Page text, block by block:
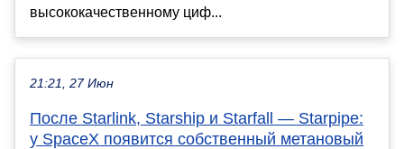
высококачественному циф...
21:21, 27 Июн
После Starlink, Starship и Starfall — Starpipe:
у SpaceX появится собственный метановый